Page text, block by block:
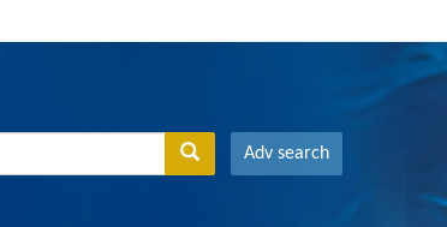
Adv search